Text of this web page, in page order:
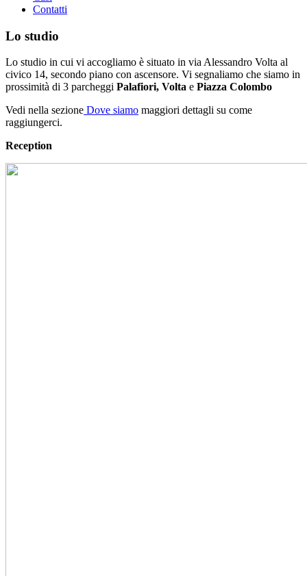
Contatti
Lo studio
Lo studio in cui vi accogliamo è situato in via Alessandro Volta al
civico 14, secondo piano con ascensore. Vi segnaliamo che siamo in
prossimità di 3 parcheggi Palafiori, Volta e Piazza Colombo
Vedi nella sezione Dove siamo maggiori dettagli su come
raggiungerci.
Reception